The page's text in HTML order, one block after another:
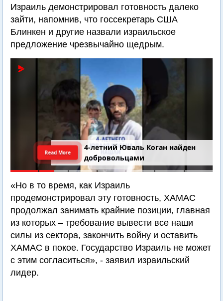
Израиль демонстрировал готовность далеко
зайти, напомнив, что госсекретарь США
Блинкен и другие назвали израильское
предложение чрезвычайно щедрым.
4-летний Юваль Коган найден
добровольцами
Read More
«Но в то время, как Израиль
продемонстрировал эту готовность, ХАМАС
продолжал занимать крайние позиции, главная
из которых – требование вывести все наши
силы из сектора, закончить войну и оставить
ХАМАС в покое. Государство Израиль не может
с этим согласиться», - заявил израильский
лидер.